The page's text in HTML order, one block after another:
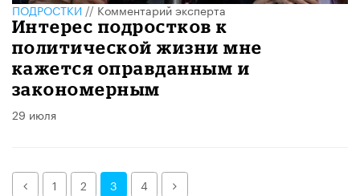
ПОДРОСТКИ//Комментарий эксперта
Интерес подростков к
политической жизни мне
кажется оправданным и
закономерным
29 июля
Назад1 2 3 4 Далее